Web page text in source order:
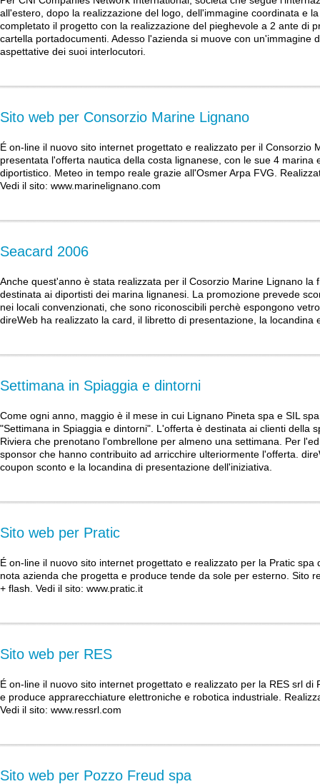
all'estero, dopo la realizzazione del logo, dell'immagine coordinata e
completato il progetto con la realizzazione del pieghevole a 2 ante di
cartella portadocumenti. Adesso l'azienda si muove con un'immagine
aspettative dei suoi interlocutori.
Sito web per Consorzio Marine Lignano
É on-line il nuovo sito internet progettato e realizzato per il Consorzio
presentata l'offerta nautica della costa lignanese, con le sue 4 marina
diportistico. Meteo in tempo reale grazie all'Osmer Arpa FVG.
Vedi il sito: www.marinelignano.com
Seacard 2006
Anche quest'anno è stata realizzata per il Cosorzio Marine Lignano la
destinata ai diportisti dei marina lignanesi. La promozione prevede
nei locali convenzionati, che sono riconoscibili perchè espongono
direWeb ha realizzato la card, il libretto di presentazione, la locandina
Settimana in Spiaggia e dintorni
Come ogni anno, maggio è il mese in cui Lignano Pineta spa e SIL
"Settimana in Spiaggia e dintorni". L'offerta è destinata ai clienti della
Riviera che prenotano l'ombrellone per almeno una settimana. Per
sponsor che hanno contribuito ad arricchire ulteriormente l'offerta.
coupon sconto e la locandina di presentazione dell'iniziativa.
Sito web per Pratic
É on-line il nuovo sito internet progettato e realizzato per la Pratic
nota azienda che progetta e produce tende da sole per esterno. Sito
+ flash. Vedi il sito: www.pratic.it
Sito web per RES
É on-line il nuovo sito internet progettato e realizzato per la RES srl di
e produce apprarecchiature elettroniche e robotica industriale.
Vedi il sito: www.ressrl.com
Sito web per Pozzo Freud spa